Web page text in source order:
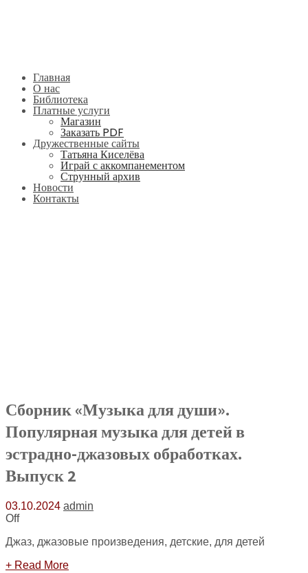
Главная
О нас
Библиотека
Платные услуги
Магазин
Заказать PDF
Дружественные сайты
Татьяна Киселёва
Играй с аккомпанементом
Струнный архив
Новости
Контакты
Сборник «Музыка для души».
Популярная музыка для детей в
эстрадно-джазовых обработках.
Выпуск 2
03.10.2024 admin
Off
Джаз, джазовые произведения, детские, для детей
+ Read More